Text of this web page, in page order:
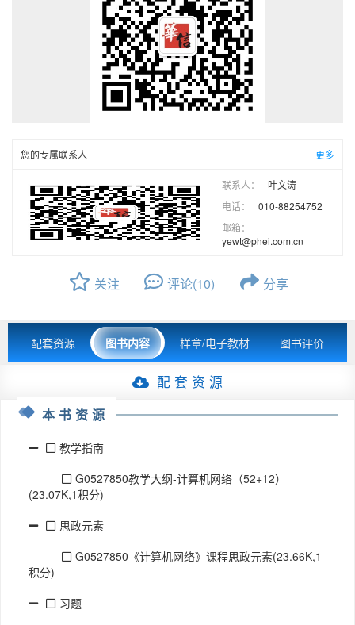
内容新颖、图文并茂，突出基本原理和基本概念的阐述，同时力
图反映计算机网络的一些最新发展。本书可供电气信息类和计算
机类专业的大学本科生和研究生使用，对从事计算机网络工作的
工程技术人员也有参考价值。
您的专属联系人 更多
联系人：
叶文涛
电话：
010-88254752
邮箱：
yewt@phei.com.cn
关注 评论(10) 分享
配套资源 图书内容 样章/电子教材 图书评价
配 套 资 源
本书资源
教学指南
G0527850教学大纲-计算机网络（52+12）
(23.07K,1积分)
思政元素
G0527850《计算机网络》课程思政元素(23.66K,1
积分)
习题